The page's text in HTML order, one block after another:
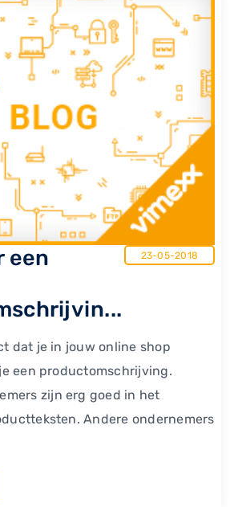
een
23-05-2018
dat je in jouw online shop
een productomschrijving.
zijn erg goed in het
Andere ondernemers